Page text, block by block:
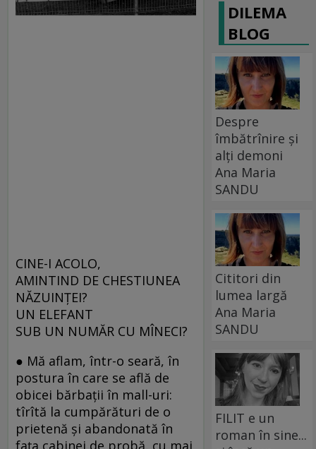
CINE-I ACOLO,
AMINTIND DE CHESTIUNEA
NĂZUINȚEI?
UN ELEFANT
SUB UN NUMĂR CU MÎNECI?
● Mă aflam, într-o seară, în
postura în care se află de
obicei bărbaţii în mall-uri:
tîrîtă la cumpărături de o
prietenă şi abandonată în
DILEMA
BLOG
Despre
îmbătrînire și
alți demoni
Ana Maria
SANDU
Cititori din
lumea largă
Ana Maria
SANDU
FILIT e un
roman în sine...